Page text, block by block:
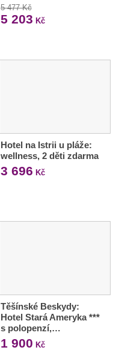
5 477 Kč
5 203 Kč
Hotel na Istrii u pláže:
wellness, 2 děti zdarma
3 696 Kč
Těšínské Beskydy:
Hotel Stará Ameryka ***
s polopenzí,…
1 900 Kč